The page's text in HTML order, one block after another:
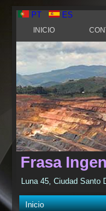
PT ES
INICIO
Frasa
Luna 45, Ciudad
Inicio